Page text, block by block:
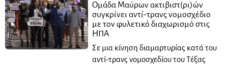
Ομάδα Μαύρων ακτιβιστ(ρι)ών
συγκρίνει αντί-τρανς νομοσχέδιο
με τον φυλετικό διαχωρισμό στις
ΗΠΑ
Σε μια κίνηση διαμαρτυρίας κατά του
αντί-τρανς νομοσχεδίου του Τέξας